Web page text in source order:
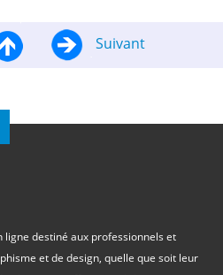
Suivant
ligne destiné aux professionnels et
et de design, quelle que soit leur